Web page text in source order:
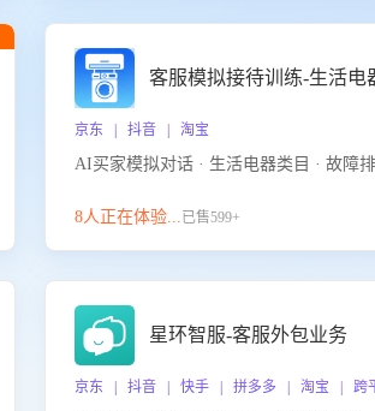
客服模拟接待训练-生活电
京东 | 抖音 | 淘宝
AI买家模拟对话 · 生活电器类目 · 故障
8人正在体验...已售599+
星环智服-客服外包业务
京东 | 抖音 | 快手 | 拼多多 | 淘宝 | 跨